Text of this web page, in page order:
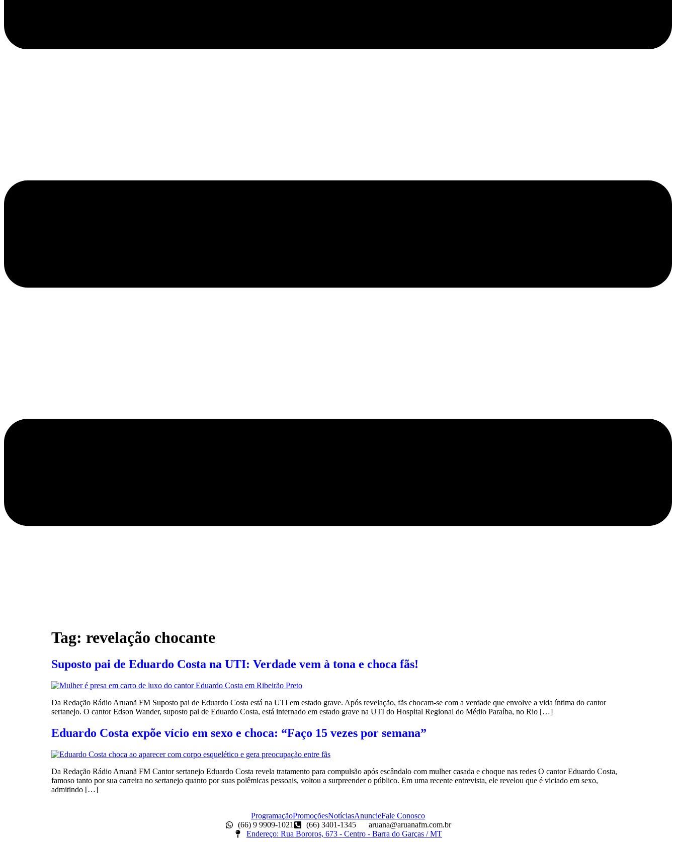
Tag: revelação chocante
Suposto pai de Eduardo Costa na UTI: Verdade vem à tona e choca fãs!
Da Redação Rádio Aruanã FM Suposto pai de Eduardo Costa está na UTI em estado grave. Após revelação, fãs chocam-se com a verdade que envolve a vida íntima do cantor
sertanejo. O cantor Edson Wander, suposto pai de Eduardo Costa, está internado em estado grave na UTI do Hospital Regional do Médio Paraíba, no Rio […]
Eduardo Costa expõe vício em sexo e choca: “Faço 15 vezes por semana”
Da Redação Rádio Aruanã FM Cantor sertanejo Eduardo Costa revela tratamento para compulsão após escândalo com mulher casada e choque nas redes O cantor Eduardo Costa,
famoso tanto por sua carreira no sertanejo quanto por suas polêmicas pessoais, voltou a surpreender o público. Em uma recente entrevista, ele revelou que é viciado em sexo,
admitindo […]
ProgramaçãoPromoçõesNotíciasAnuncieFale Conosco
(66) 9 9909-1021
(66) 3401-1345
aruana@aruanafm.com.br
Endereço: Rua Bororos, 673 - Centro - Barra do Garças / MT